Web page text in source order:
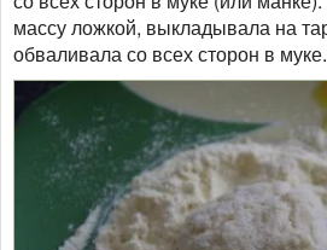
массу ложкой, выкладывала на
обваливала со всех сторон в муке.